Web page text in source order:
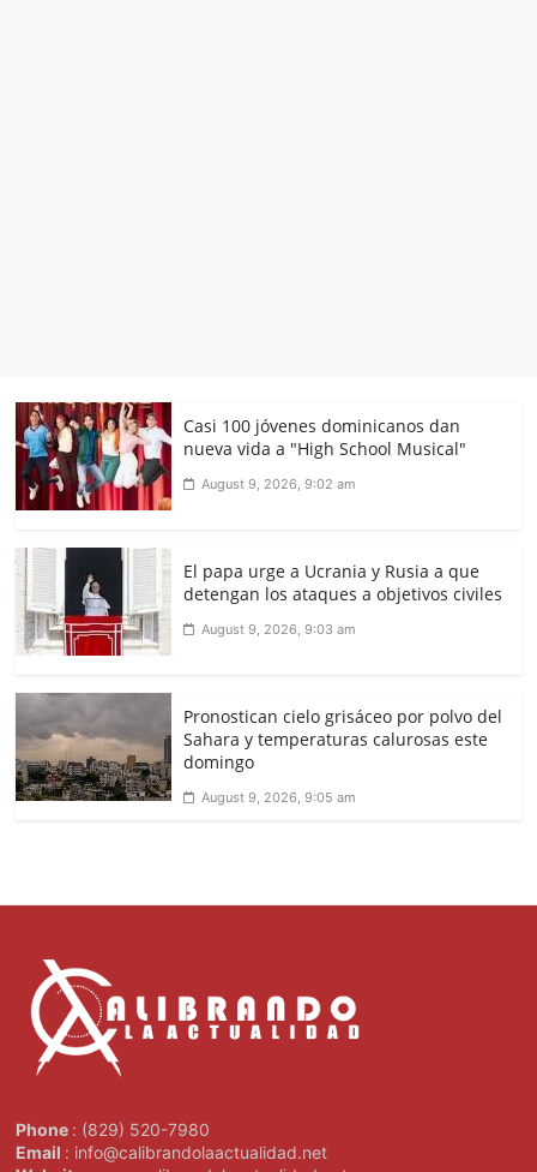
Casi 100 jóvenes dominicanos dan
nueva vida a "High School Musical"
August 9, 2026, 9:02 am
El papa urge a Ucrania y Rusia a que
detengan los ataques a objetivos civiles
August 9, 2026, 9:03 am
Pronostican cielo grisáceo por polvo del
Sahara y temperaturas calurosas este
domingo
August 9, 2026, 9:05 am
Phone : (829) 520-7980
Email : info@calibrandolaactualidad.net